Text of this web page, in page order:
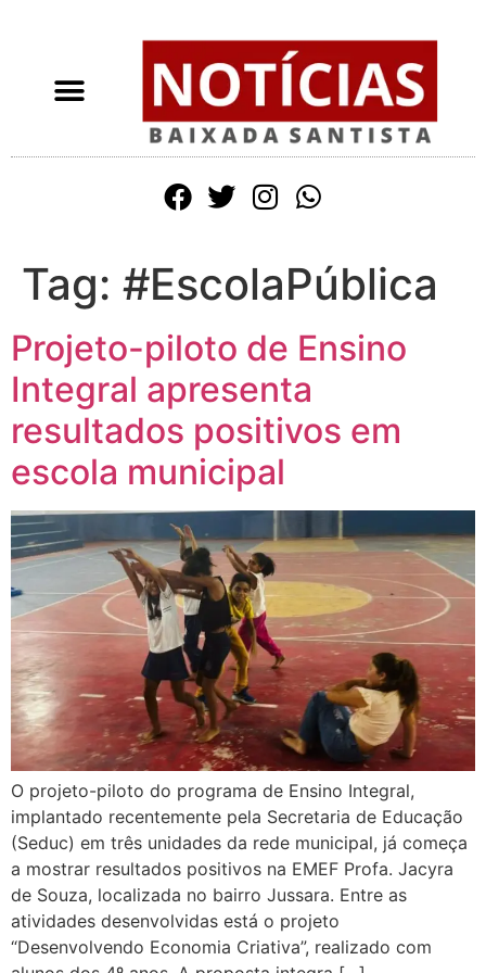
Tag: #EscolaPública
Projeto-piloto de Ensino
Integral apresenta
resultados positivos em
escola municipal
O projeto-piloto do programa de Ensino Integral,
implantado recentemente pela Secretaria de Educação
(Seduc) em três unidades da rede municipal, já começa
a mostrar resultados positivos na EMEF Profa. Jacyra
de Souza, localizada no bairro Jussara. Entre as
atividades desenvolvidas está o projeto
“Desenvolvendo Economia Criativa”, realizado com